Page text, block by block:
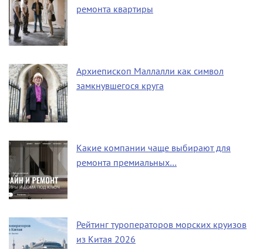
ремонта квартиры
Архиепископ Маллалли как символ
замкнувшегося круга
Какие компании чаще выбирают для
ремонта премиальных…
Рейтинг туроператоров морских круизов
из Китая 2026